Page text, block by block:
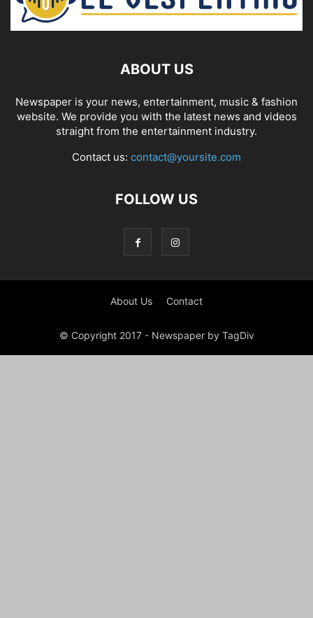
ABOUT US
Newspaper is your news, entertainment, music & fashion
website. We provide you with the latest news and videos
straight from the entertainment industry.
Contact us: contact@yoursite.com
FOLLOW US
About Us Contact
© Copyright 2017 - Newspaper by TagDiv